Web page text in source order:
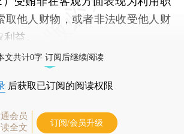
取他人财物，或者非法收受他人财
益。
文共计0字 订阅后继续阅读
后获取已订阅的阅读权限
会员
全文
订阅/会员升级